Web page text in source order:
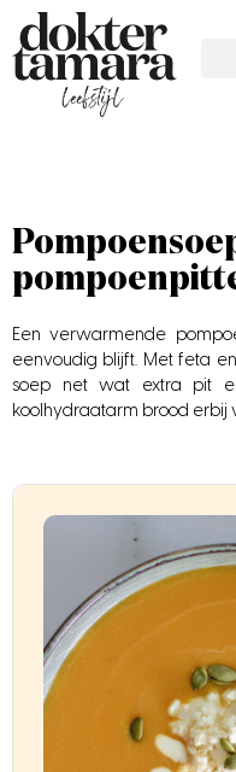
Een verwarmende
eenvoudig blijft. Met feta
soep net wat extra pit
koolhydraatarm brood erbij